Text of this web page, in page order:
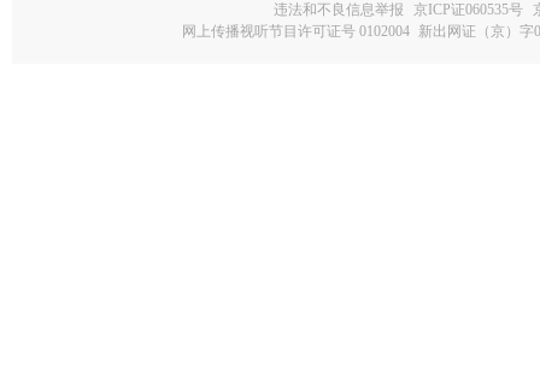
违法和不良信息举报
京ICP证060535号
网上传播视听节目许可证号 0102004 新出网证（京）